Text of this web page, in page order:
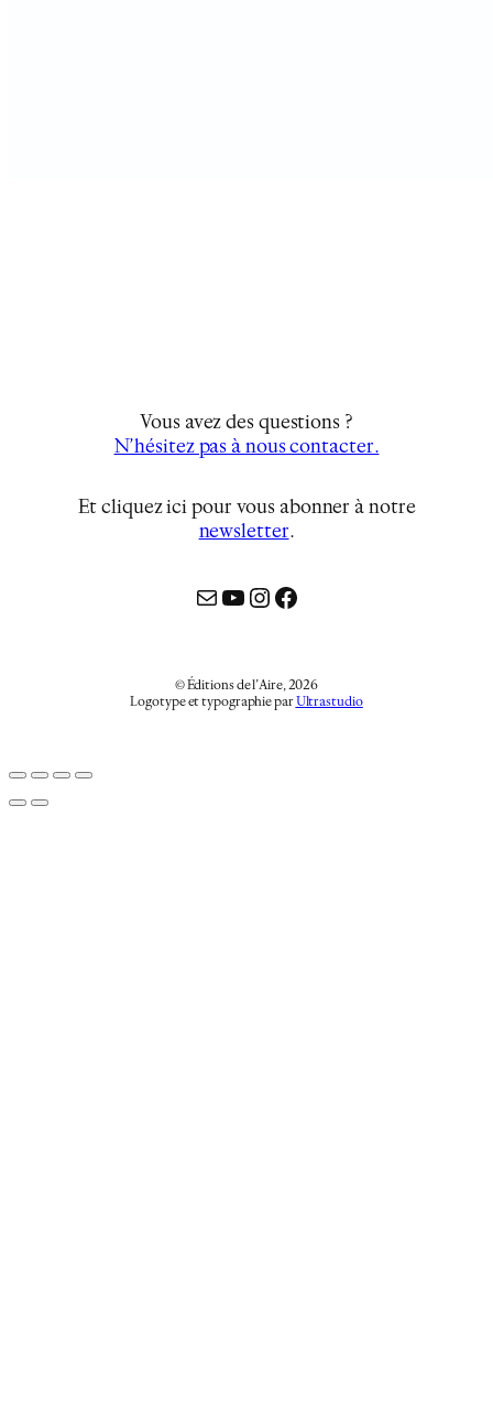
Vous avez des questions ?
N’hésitez pas à nous contacter.
Et cliquez ici pour vous abonner à notre
newsletter…
MailYouTube
Instagram
Facebook
© Éditions de l’Aire, 2026
Logotype et typographie par Ultrastudio